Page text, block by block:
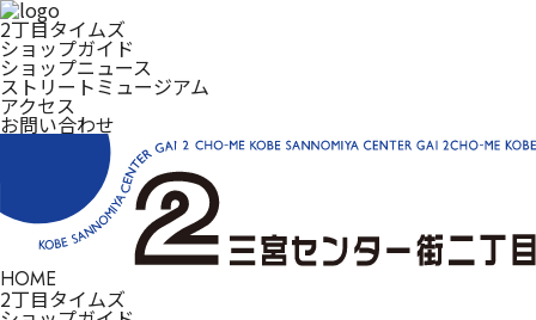
2丁目タイムズ
ショップガイド
ショップニュース
ストリートミュージアム
アクセス
お問い合わせ
HOME
2丁目タイムズ